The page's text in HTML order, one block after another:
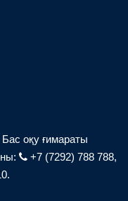
Бас оқу ғимараты
+7 (7292) 788 788,